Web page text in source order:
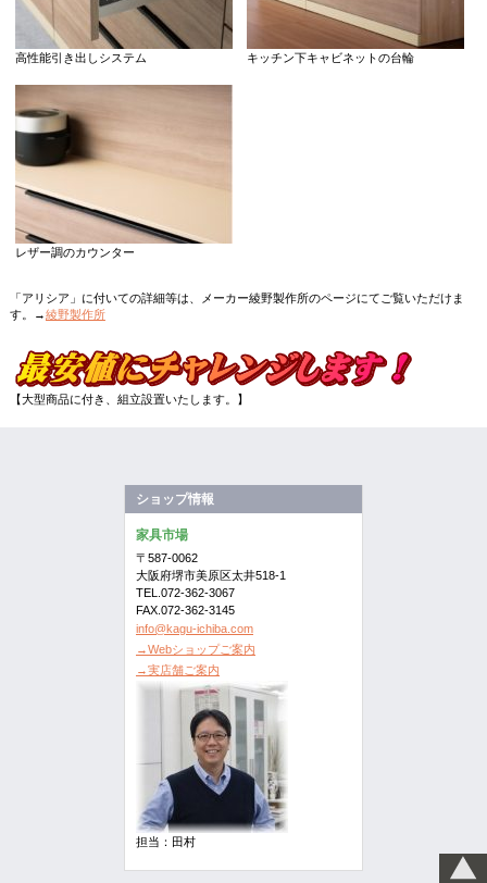
高性能引き出しシステム キッチン下キャビネットの台輪
レザー調のカウンター
「アリシア」に付いての詳細等は、メーカー綾野製作所のページにてご覧いただけま
す。→綾野製作所
【大型商品に付き、組立設置いたします。】
ショップ情報
家具市場
〒587-0062
大阪府堺市美原区太井518-1
TEL.072-362-3067
FAX.072-362-3145
info@kagu-ichiba.com
→Webショップご案内
→実店舗ご案内
担当：田村